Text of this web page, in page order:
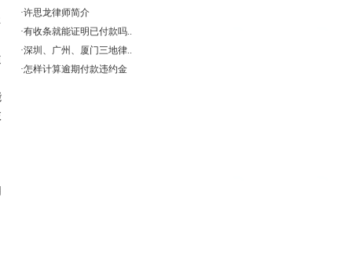
·许思龙律师简介
·有收条就能证明已付款吗..
·深圳、广州、厦门三地律..
·怎样计算逾期付款违约金